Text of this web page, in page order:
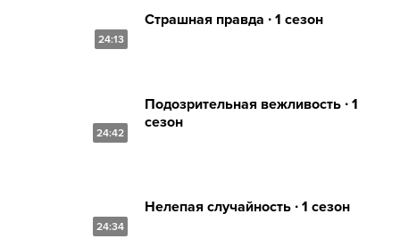
24:13
Страшная правда ∙ 1 сезон
24:42
Подозрительная вежливость ∙ 1
сезон
24:34
Нелепая случайность ∙ 1 сезон